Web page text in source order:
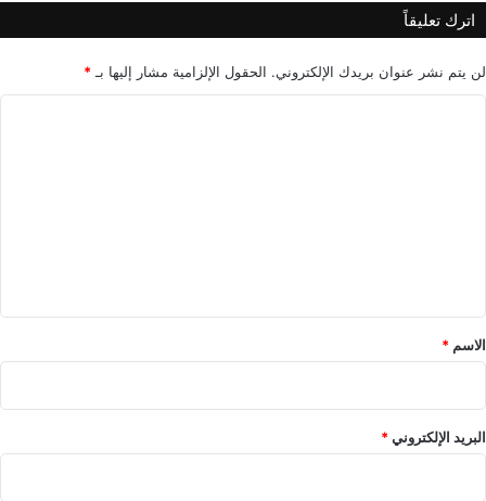
اترك تعليقاً
لن يتم نشر عنوان بريدك الإلكتروني. الحقول الإلزامية مشار إليها بـ *
*
الاسم *
البريد الإلكتروني*